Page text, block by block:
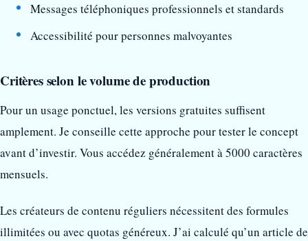
Messages téléphoniques professionnels et standards
Accessibilité pour personnes malvoyantes
Critères selon le volume de production
Pour un usage ponctuel, les versions gratuites suffisent
amplement. Je conseille cette approche pour tester le concept
avant d’investir. Vous accédez généralement à 5000 caractères
mensuels.
Les créateurs de contenu réguliers nécessitent des formules
illimitées ou avec quotas généreux. J’ai calculé qu’un article de